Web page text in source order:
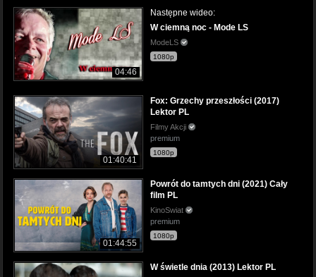
04:46
Następne wideo:
W ciemną noc - Mode LS
ModeLS
1080p
01:40:41
Fox: Grzechy przeszłości (2017)
Lektor PL
Filmy Akcji
premium
1080p
01:44:55
Powrót do tamtych dni (2021) Cały
film PL
KinoSwiat
premium
1080p
W świetle dnia (2013) Lektor PL